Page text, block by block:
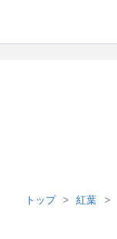
トップ > 紅葉 >